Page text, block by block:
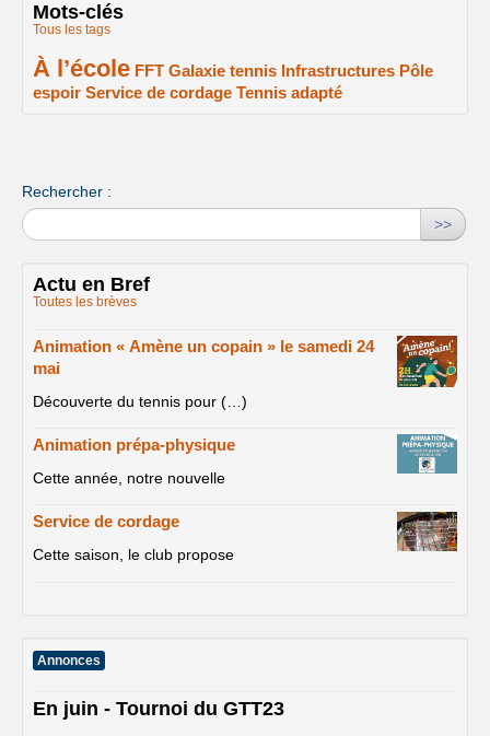
Mots-clés
Tous les tags
À l’école
2/2 FFT
1/2 Galaxie tennis
1/2 Infrastructures
1/2
Pôle
espoir
1/2 Service de cordage
1/2 Tennis adapté
1/2
Rechercher :
>>
Actu en Bref
Toutes les brèves
Animation « Amène un copain » le samedi 24
mai
Découverte du tennis pour (…)
Animation prépa-physique
Cette année, notre nouvelle
Service de cordage
Cette saison, le club propose
Annonces
En juin - Tournoi du GTT23